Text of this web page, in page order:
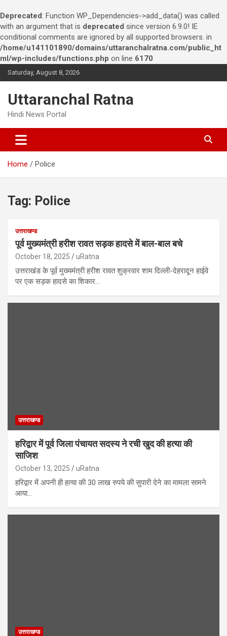
Deprecated: Function WP_Dependencies->add_data() was called
with an argument that is deprecated since version 6.9.0! IE
conditional comments are ignored by all supported browsers. in
/home/u141101890/domains/uttaranchalratna.com/public_ht
ml/wp-includes/functions.php on line 6170
k
n
e
Saturday, August 8, 2026
Uttaranchal Ratna
Hindi News Portal
Home Police
Tag: Police
उत्तराखण्ड
पूर्व मुख्यमंत्री हरीश रावत सड़क हादसे में बाल-बाल बचे
October 18, 2025 uRatna
उत्तराखंड के पूर्व मुख्यमंत्री हरीश रावत शुक्रवार शाम दिल्ली-देहरादून हाईवे
पर एक सड़क हादसे का शिकार…
उत्तराखण्ड
हरिद्वार में पूर्व जिला पंचायत सदस्य ने रची खुद की हत्या की
साजिश
October 13, 2025 uRatna
हरिद्वार में अपनी ही हत्या की 30 लाख रुपये की सुपारी देने का मामला सामने
आया…
उत्तराखण्ड